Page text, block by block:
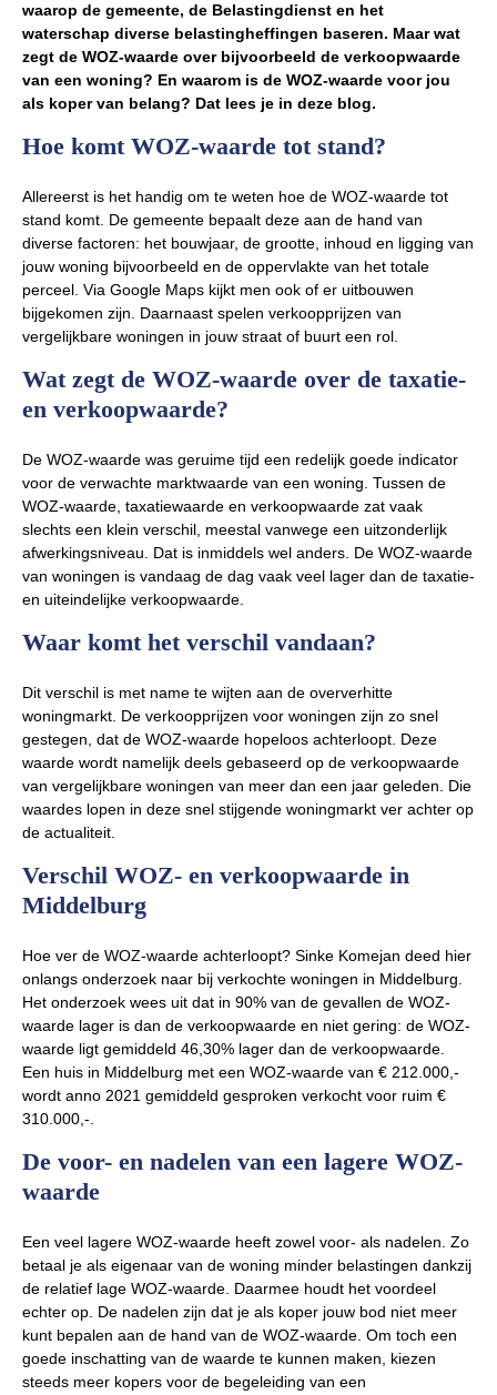
waarop de gemeente, de Belastingdienst en het
waterschap diverse belastingheffingen baseren. Maar wat
zegt de WOZ-waarde over bijvoorbeeld de verkoopwaarde
van een woning? En waarom is de WOZ-waarde voor jou
als koper van belang? Dat lees je in deze blog.
Hoe komt WOZ-waarde tot stand?
Allereerst is het handig om te weten hoe de WOZ-waarde tot
stand komt. De gemeente bepaalt deze aan de hand van
diverse factoren: het bouwjaar, de grootte, inhoud en ligging van
jouw woning bijvoorbeeld en de oppervlakte van het totale
perceel. Via Google Maps kijkt men ook of er uitbouwen
bijgekomen zijn. Daarnaast spelen verkoopprijzen van
vergelijkbare woningen in jouw straat of buurt een rol.
Wat zegt de WOZ-waarde over de taxatie-
en verkoopwaarde?
De WOZ-waarde was geruime tijd een redelijk goede indicator
voor de verwachte marktwaarde van een woning. Tussen de
WOZ-waarde, taxatiewaarde en verkoopwaarde zat vaak
slechts een klein verschil, meestal vanwege een uitzonderlijk
afwerkingsniveau. Dat is inmiddels wel anders. De WOZ-waarde
van woningen is vandaag de dag vaak veel lager dan de taxatie-
en uiteindelijke verkoopwaarde.
Waar komt het verschil vandaan?
Dit verschil is met name te wijten aan de oververhitte
woningmarkt. De verkoopprijzen voor woningen zijn zo snel
gestegen, dat de WOZ-waarde hopeloos achterloopt. Deze
waarde wordt namelijk deels gebaseerd op de verkoopwaarde
van vergelijkbare woningen van meer dan een jaar geleden. Die
waardes lopen in deze snel stijgende woningmarkt ver achter op
de actualiteit.
Verschil WOZ- en verkoopwaarde in
Middelburg
Hoe ver de WOZ-waarde achterloopt? Sinke Komejan deed hier
onlangs onderzoek naar bij verkochte woningen in Middelburg.
Het onderzoek wees uit dat in 90% van de gevallen de WOZ-
waarde lager is dan de verkoopwaarde en niet gering: de WOZ-
waarde ligt gemiddeld 46,30% lager dan de verkoopwaarde.
Een huis in Middelburg met een WOZ-waarde van € 212.000,-
wordt anno 2021 gemiddeld gesproken verkocht voor ruim €
310.000,-.
De voor- en nadelen van een lagere WOZ-
waarde
Een veel lagere WOZ-waarde heeft zowel voor- als nadelen. Zo
betaal je als eigenaar van de woning minder belastingen dankzij
de relatief lage WOZ-waarde. Daarmee houdt het voordeel
echter op. De nadelen zijn dat je als koper jouw bod niet meer
kunt bepalen aan de hand van de WOZ-waarde. Om toch een
goede inschatting van de waarde te kunnen maken, kiezen
steeds meer kopers voor de begeleiding van een